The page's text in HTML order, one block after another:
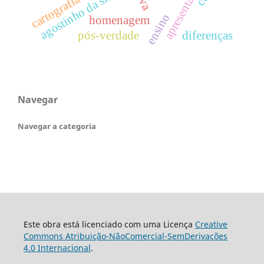
agostinho da silva
homenagem
diferenças
pós-verdade
cartografia ensino
Navegar
Navegar a categoria
Este obra está licenciado com uma Licença Creative
Commons Atribuição-NãoComercial-SemDerivações
4.0 Internacional.